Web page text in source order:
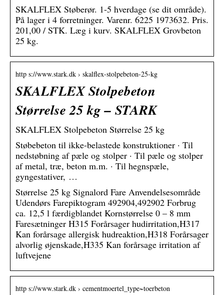
SKALFLEX Støberør. 1-5 hverdage (se dit område).
På lager i 4 forretninger. Varenr. 6225 1973632. Pris.
201,00 / STK. Læg i kurv. SKALFLEX Grovbeton
25 kg.
http s://www.stark.dk › skalflex-stolpebeton-25-kg
SKALFLEX Stolpebeton
Størrelse 25 kg – STARK
SKALFLEX Stolpebeton Størrelse 25 kg
Støbebeton til ikke-belastede konstruktioner · Til
nedstøbning af pæle og stolper · Til pæle og stolper
af metal, træ, beton m.m. · Til hegnspæle,
gyngestativer, …
Størrelse 25 kg Signalord Fare Anvendelsesområde
Udendørs Farepiktogram 492904,492902 Forbrug
ca. 12,5 l færdigblandet Kornstørrelse 0 – 8 mm
Faresætninger H315 Forårsager hudirritation,H317
Kan forårsage allergisk hudreaktion,H318 Forårsager
alvorlig øjenskade,H335 Kan forårsage irritation af
luftvejene
http s://www.stark.dk › cementmoertel_type~toerbeton